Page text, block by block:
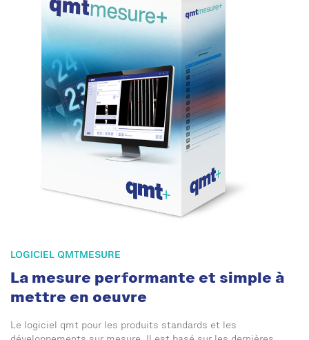
LOGICIEL QMTMESURE
La mesure performante et simple à
mettre en oeuvre
Le logiciel qmt pour les produits standards et les